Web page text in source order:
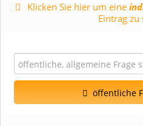
Klicken Sie hier um eine
Eintrag zu
öffentliche